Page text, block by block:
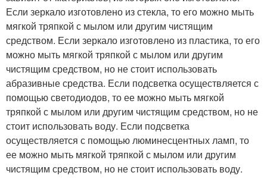
Если зеркало изготовлено из стекла, то его можно мыть
мягкой тряпкой с мылом или другим чистящим
средством. Если зеркало изготовлено из пластика, то его
можно мыть мягкой тряпкой с мылом или другим
чистящим средством, но не стоит использовать
абразивные средства. Если подсветка осуществляется с
помощью светодиодов, то ее можно мыть мягкой
тряпкой с мылом или другим чистящим средством, но не
стоит использовать воду. Если подсветка
осуществляется с помощью люминесцентных ламп, то
ее можно мыть мягкой тряпкой с мылом или другим
чистящим средством, но не стоит использовать воду.